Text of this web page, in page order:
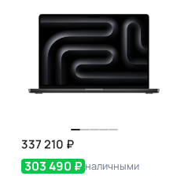
337 210 ₽
303 490 ₽ наличными